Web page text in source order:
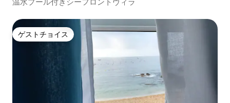
ゲストチョイス
ゲストチョイス